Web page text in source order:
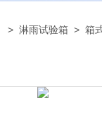
> 淋雨试验箱 > 箱